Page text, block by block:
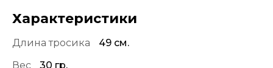
Характеристики
Длина тросика
49 см.
Вес
30 гр.